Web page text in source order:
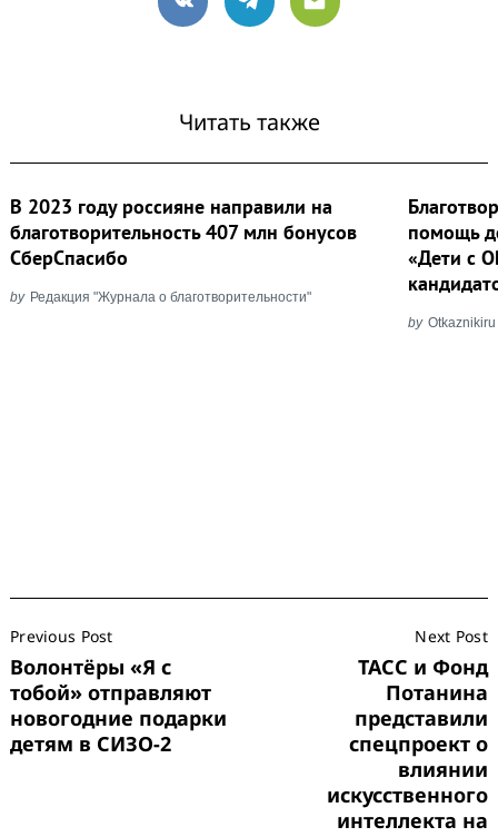
VK Telegram
Email
Читать также
В 2023 году россияне направили на
благотворительность 407 млн бонусов
СберСпасибо
by Редакция "Журнала о благотворительности"
помощь
«Дети с
by Otkaznikiru
Navigation
Previous Post
Волонтёры «Я с
тобой» отправляют
новогодние подарки
детям в СИЗО-2
Next Post
ТАСС и Фонд
Потанина
представили
спецпроект о
влиянии
искусственного
интеллекта на
Search
for: